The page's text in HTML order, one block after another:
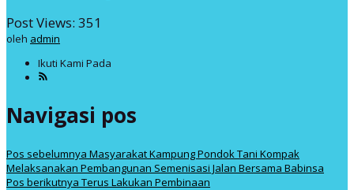
Post Views: 351
oleh admin
Ikuti Kami Pada
Navigasi pos
Pos sebelumnya Masyarakat Kampung Pondok Tani Kompak
Melaksanakan Pembangunan Semenisasi Jalan Bersama Babinsa
Pos berikutnya Terus Lakukan Pembinaan